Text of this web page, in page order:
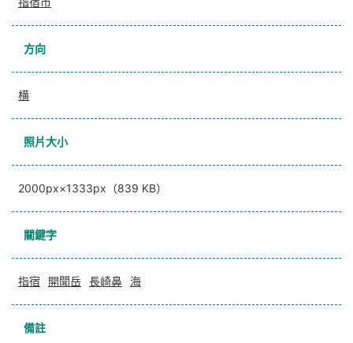
方向
横
照片大小
2000px×1333px（839 KB）
關鍵字
指宿 開聞岳 長崎鼻 海
備註